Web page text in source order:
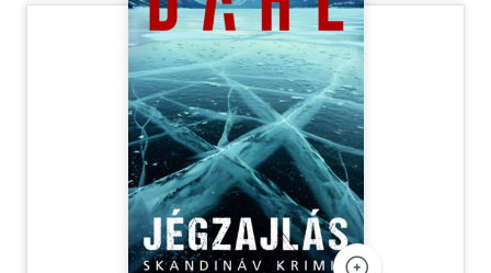
Szótár, nyelvkönyv
Tankönyv, segédkönyv
Társadalomtudomány